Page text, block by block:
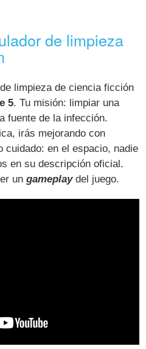
de limpieza
limpieza de ciencia ficción
5. Tu misión: limpiar una
fuente de la infección.
irás mejorando con
cuidado: en el espacio, nadie
en su descripción oficial.
ungameplaydel juego.